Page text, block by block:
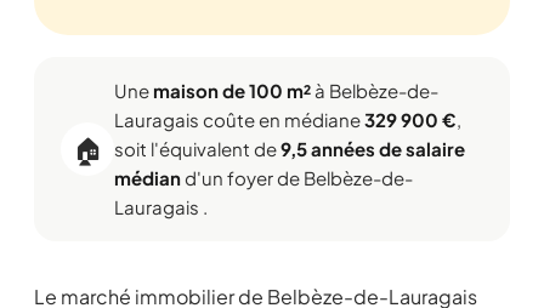
🏠
Une maison de 100 m² à Belbèze-de-
Lauragais coûte en médiane329 900 €,
soit l'équivalent de9,5 années de salaire
médiand'un foyer de Belbèze-de-
Lauragais .
Le marché immobilier de Belbèze-de-Lauragais